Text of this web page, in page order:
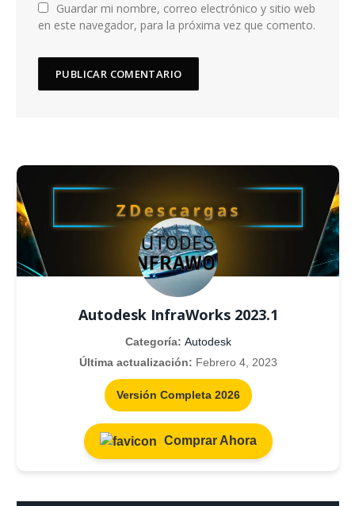
Guardar mi nombre, correo electrónico y sitio web
en este navegador, para la próxima vez que comento.
Autodesk InfraWorks 2023.1
Categoría: Autodesk
Última actualización: Febrero 4, 2023
Versión Completa 2026
Comprar Ahora